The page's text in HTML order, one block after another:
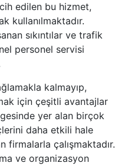
edilen bu hizmet,
kullanılmaktadır.
sıkıntılar ve trafik
personel servisi
kalmayıp,
için çeşitli avantajlar
yer alan birçok
daha etkili hale
firmalarla çalışmaktadır.
ve organizasyon